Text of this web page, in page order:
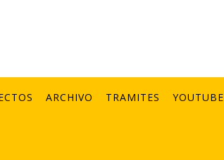
ARCHIVO TRAMITES YOUTUBE